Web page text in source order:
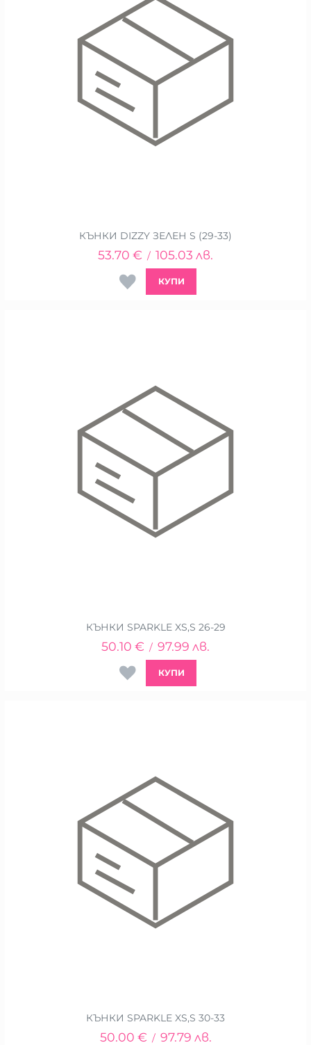
КЪНКИ DIZZY ЗЕЛЕН S (29-33)
53.70 € / 105.03 лв.
КУПИ
КЪНКИ SPARKLE XS,S 26-29
50.10 € / 97.99 лв.
КУПИ
КЪНКИ SPARKLE XS,S 30-33
50.00 € / 97.79 лв.